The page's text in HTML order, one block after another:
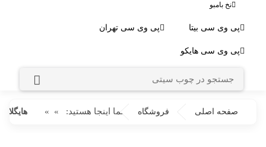
نخ بامبو
پی وی سی بیتا پی وی سی تهران
پی وی سی هایکو
شما اینجا هستید: صفحه اصلی » فروشگاه » هایگلاس یلدیز